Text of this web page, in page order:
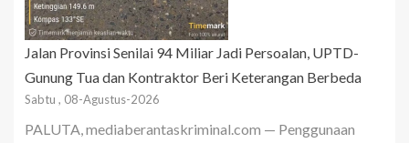
Jalan Provinsi Senilai 94 Miliar Jadi Persoalan, UPTD-
Gunung Tua dan Kontraktor Beri Keterangan Berbeda
Sabtu , 08-Agustus-2026
PALUTA, mediaberantaskriminal.com — Penggunaan